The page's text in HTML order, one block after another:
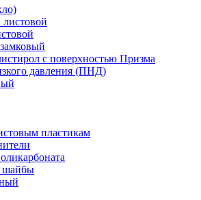
с поверхностью Призма
давления (ПНД)
пластикам
шайбы